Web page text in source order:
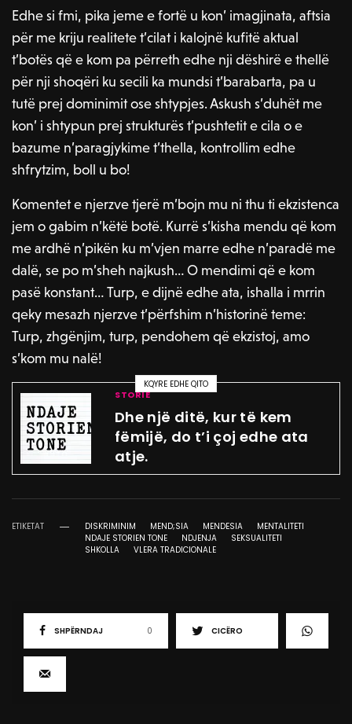
Edhe si fmi, pika jeme e fortë u kon’ imagjinata, aftsia
për me kriju realitete t’cilat i kalojnë kufitë aktual
t’botës që e kom pa përreth edhe nji dëshirë e thellë
për nji shoqëri ku secili ka mundsi t’barabarta, pa u
tutë prej dominimit ose shtypjes. Askush s’duhët me
kon’ i shtypun prej strukturës t’pushtetit e cila o e
bazume n’paragjykime t’thella, kontrollim edhe
shfrytzim, boll u bo!
Komentet e njerzve tjerë m’bojn mu ni thu ti ekzistenca
jem o gabim n’këtë botë. Kurrë s’kisha mendu që kom
me ardhë n’pikën ku m’vjen marre edhe n’paradë me
dalë, se po m’sheh najkush… O mendimi që e kom
pasë konstant… Turp, e dijnë edhe ata, ishalla i mrrin
qeky mesazh njerzve t’përfshim n’historinë teme:
Turp, zhgënjim, turp, pendohem që ekzistoj, amo
s’kom mu nalë!
KQYRE EDHE QITO
STORIE
Dhe një ditë, kur të kem
fëmijë, do t’i çoj edhe ata
atje.
ETIKETAT DISKRIMINIM MEND;SIA MENDESIA
MENTALITETI
NDAJE STORIEN TONE
NDJENJA
SEKSUALITETI
SHKOLLA
VLERA TRADICIONALE
SHPËRNDAJ 0 CICËRO